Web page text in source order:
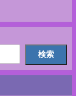
検索